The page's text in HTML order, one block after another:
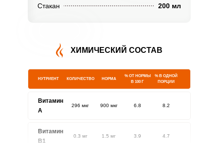
Стакан
200 мл
ХИМИЧЕСКИЙ СОСТАВ
НУТРИЕНТ КОЛИЧЕСТВО НОРМА
% ОТ НОРМЫ
В 100 Г
% В ОДНОЙ
ПОРЦИИ
Витамин
A
296 мкг 900 мкг 6.8 8.2
Витамин
В1
0.3 мг 1.5 мг 3.9 4.7